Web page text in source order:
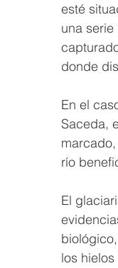
esté
una
donde
En el
Saceda,
río
El
los